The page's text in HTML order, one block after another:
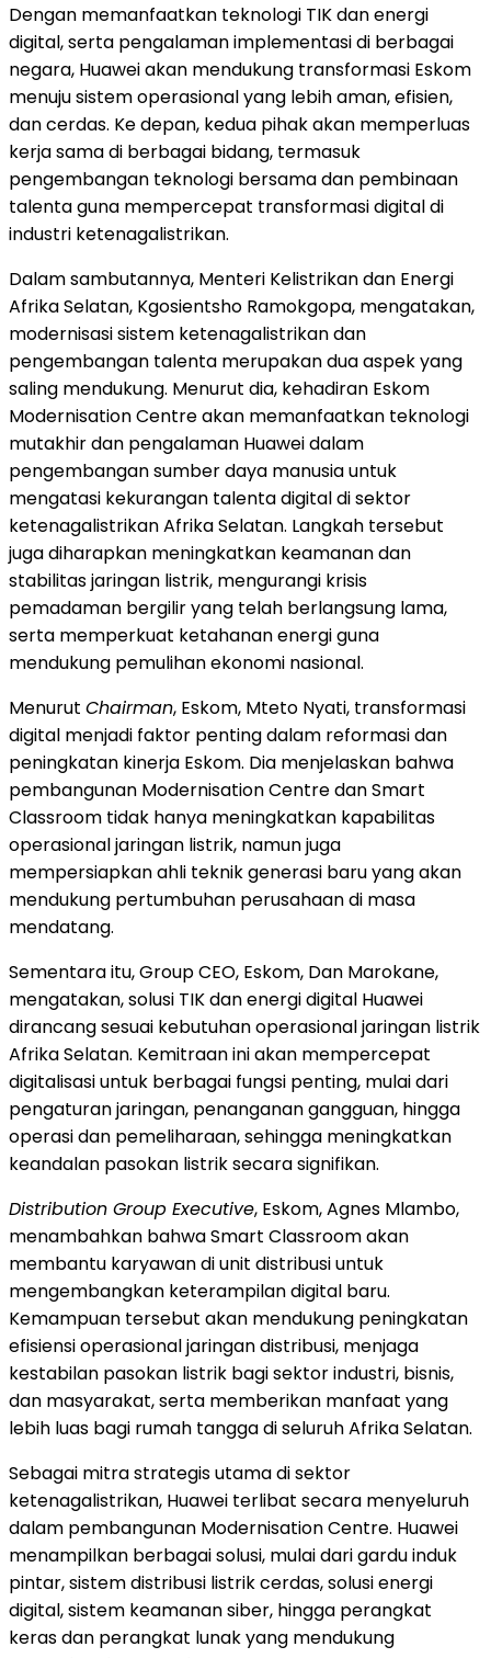
Dengan memanfaatkan teknologi TIK dan energi
digital, serta pengalaman implementasi di berbagai
negara, Huawei akan mendukung transformasi Eskom
menuju sistem operasional yang lebih aman, efisien,
dan cerdas. Ke depan, kedua pihak akan memperluas
kerja sama di berbagai bidang, termasuk
pengembangan teknologi bersama dan pembinaan
talenta guna mempercepat transformasi digital di
industri ketenagalistrikan.
Dalam sambutannya, Menteri Kelistrikan dan Energi
Afrika Selatan, Kgosientsho Ramokgopa, mengatakan,
modernisasi sistem ketenagalistrikan dan
pengembangan talenta merupakan dua aspek yang
saling mendukung. Menurut dia, kehadiran Eskom
Modernisation Centre akan memanfaatkan teknologi
mutakhir dan pengalaman Huawei dalam
pengembangan sumber daya manusia untuk
mengatasi kekurangan talenta digital di sektor
ketenagalistrikan Afrika Selatan. Langkah tersebut
juga diharapkan meningkatkan keamanan dan
stabilitas jaringan listrik, mengurangi krisis
pemadaman bergilir yang telah berlangsung lama,
serta memperkuat ketahanan energi guna
mendukung pemulihan ekonomi nasional.
Menurut Chairman, Eskom, Mteto Nyati, transformasi
digital menjadi faktor penting dalam reformasi dan
peningkatan kinerja Eskom. Dia menjelaskan bahwa
pembangunan Modernisation Centre dan Smart
Classroom tidak hanya meningkatkan kapabilitas
operasional jaringan listrik, namun juga
mempersiapkan ahli teknik generasi baru yang akan
mendukung pertumbuhan perusahaan di masa
mendatang.
Sementara itu, Group CEO, Eskom, Dan Marokane,
mengatakan, solusi TIK dan energi digital Huawei
dirancang sesuai kebutuhan operasional jaringan listrik
Afrika Selatan. Kemitraan ini akan mempercepat
digitalisasi untuk berbagai fungsi penting, mulai dari
pengaturan jaringan, penanganan gangguan, hingga
operasi dan pemeliharaan, sehingga meningkatkan
keandalan pasokan listrik secara signifikan.
Distribution Group Executive, Eskom, Agnes Mlambo,
menambahkan bahwa Smart Classroom akan
membantu karyawan di unit distribusi untuk
mengembangkan keterampilan digital baru.
Kemampuan tersebut akan mendukung peningkatan
efisiensi operasional jaringan distribusi, menjaga
kestabilan pasokan listrik bagi sektor industri, bisnis,
dan masyarakat, serta memberikan manfaat yang
lebih luas bagi rumah tangga di seluruh Afrika Selatan.
Sebagai mitra strategis utama di sektor
ketenagalistrikan, Huawei terlibat secara menyeluruh
dalam pembangunan Modernisation Centre. Huawei
menampilkan berbagai solusi, mulai dari gardu induk
pintar, sistem distribusi listrik cerdas, solusi energi
digital, sistem keamanan siber, hingga perangkat
keras dan perangkat lunak yang mendukung